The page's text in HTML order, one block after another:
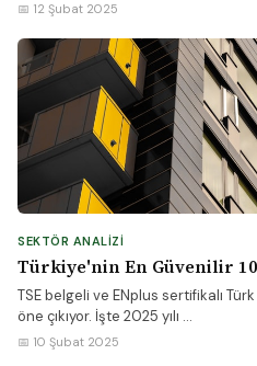
📅 12 Şubat 2025
SEKTÖR ANALIZI
Türkiye'nin En Güvenilir
TSE belgeli ve ENplus sertifikalı
öne çıkıyor. İşte 2025 yılı ...
📅 10 Şubat 2025